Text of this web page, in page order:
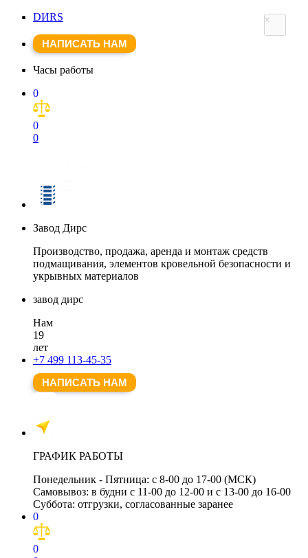
DИRS
НАПИСАТЬ НАМ
Часы работы
0
0
0
Завод Дирс
Производство, продажа, аренда и монтаж средств
подмащивания, элементов кровельной безопасности и
укрывных материалов
завод дирс
Нам
19
лет
+7 499 113-45-35
НАПИСАТЬ НАМ
ГРАФИК РАБОТЫ
Понедельник - Пятница: с 8-00 до 17-00 (МСК)
Самовывоз: в будни с 11-00 до 12-00 и с 13-00 до 16-00
Суббота: отгрузки, согласованные заранее
0
0
×